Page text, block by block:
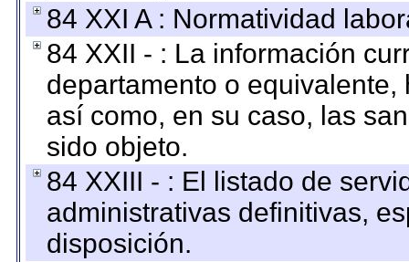
84 XXI A : Normatividad
84 XXII - : La información
departamento o
así como, en su caso, las
sido objeto.
84 XXIII - : El listado de
administrativas definitivas,
disposición.